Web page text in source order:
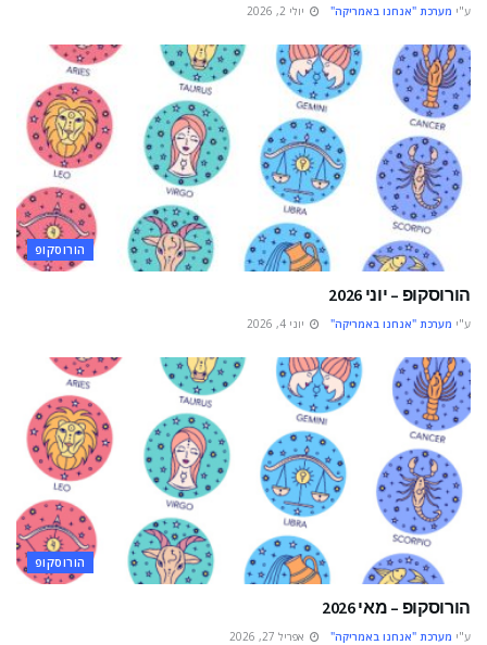
ע"י מערכת "אנחנו באמריקה" יולי 2, 2026
הורוסקופ
הורוסקופ – יוני 2026
ע"י מערכת "אנחנו באמריקה" יוני 4, 2026
הורוסקופ
הורוסקופ – מאי 2026
ע"י מערכת "אנחנו באמריקה" אפריל 27, 2026